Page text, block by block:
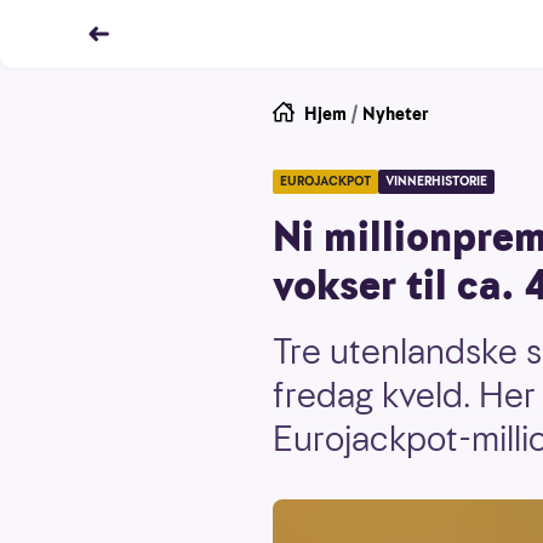
Hjem / Nyheter
EUROJACKPOT VINNERHISTORIE
Ni
vokser til ca.
Tre utenlandske
fredag kveld.
Eurojackpot-